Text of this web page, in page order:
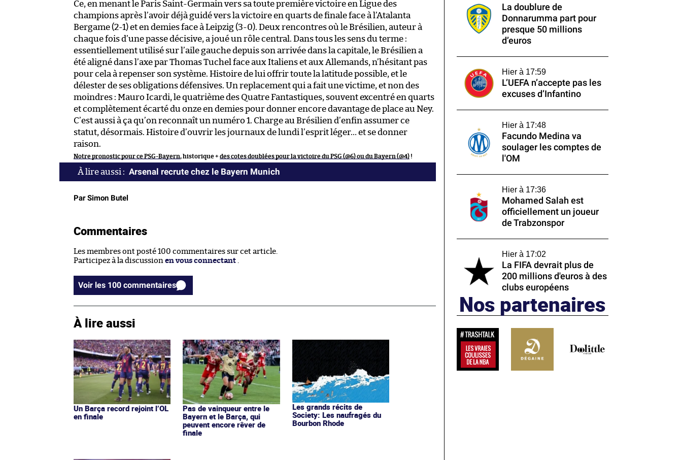
Ce, en menant le Paris Saint-Germain vers sa toute première victoire en Ligue des
champions après l’avoir déjà guidé vers la victoire en quarts de finale face à l’Atalanta
Bergame (2-1) et en demies face à Leipzig (3-0). Deux rencontres où le Brésilien, auteur à
chaque fois d’une passe décisive, a joué un rôle central. Dans tous les sens du terme :
essentiellement utilisé sur l’aile gauche depuis son arrivée dans la capitale, le Brésilien a
été aligné dans l’axe par Thomas Tuchel face aux Italiens et aux Allemands, n’hésitant pas
pour cela à repenser son système. Histoire de lui offrir toute la latitude possible, et le
délester de ses obligations défensives. Un replacement qui a fait une victime, et non des
moindres : Mauro Icardi, le quatrième des Quatre Fantastiques, souvent excentré en quarts
et complètement écarté du onze en demies pour donner encore davantage de place au Ney.
C’est aussi à ça qu’on reconnaît un numéro 1. Charge au Brésilien d’enfin assumer ce
statut, désormais. Histoire d’ouvrir les journaux de lundi l’esprit léger… et se donner
raison.
Notre pronostic pour ce PSG-Bayern, historique +des cotes doublées pour la victoire du PSG (@6) ou du Bayern (@4) !
Arsenal recrute chez le Bayern Munich
Par Simon Butel
Commentaires
Les membres ont posté 100 commentaires sur cet article.
Participez à la discussion en vous connectant .
Voir les 100 commentaires
À lire aussi
Un Barça record rejoint l’OL
en finale
Pas de vainqueur entre le
Bayern et le Barça, qui
peuvent encore rêver de
finale
Les grands récits de
Society: Les naufragés du
Bourbon Rhode
La doublure de
Donnarumma part pour
presque 50 millions
d’euros
Hier à 17:59
L’UEFA n’accepte pas les
excuses d’Infantino
Hier à 17:48
Facundo Medina va
soulager les comptes de
l'OM
Hier à 17:36
Mohamed Salah est
officiellement un joueur
de Trabzonspor
Hier à 17:02
La FIFA devrait plus de
200 millions d'euros à des
clubs européens
Nos partenaires